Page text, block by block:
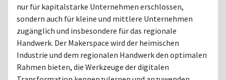
nur für kapitalstarke Unternehmen erschlossen,
sondern auch für kleine und mittlere Unternehmen
zugänglich und insbesondere für das regionale
Handwerk. Der Makerspace wird der heimischen
Industrie und dem regionalen Handwerk den optimalen
Rahmen bieten, die Werkzeuge der digitalen